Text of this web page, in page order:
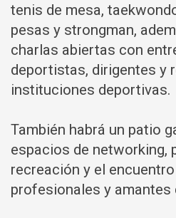
tenis de mesa,
pesas y strongman,
charlas abiertas con
deportistas, dirigentes y
instituciones deportivas.
También habrá un patio
espacios de networking,
recreación y el
profesionales y amantes